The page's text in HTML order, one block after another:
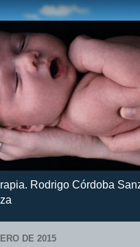
Rodrigo Córdoba
DE 2015